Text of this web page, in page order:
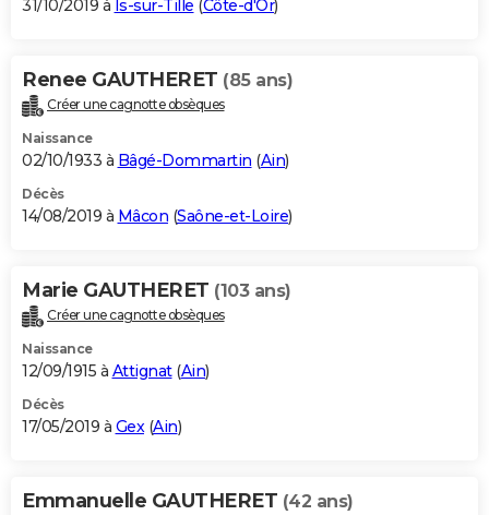
31/10/2019 à Is-sur-Tille (Côte-d'Or)
Renee GAUTHERET (85 ans)
Créer une cagnotte obsèques
Naissance
02/10/1933 à Bâgé-Dommartin (Ain)
Décès
14/08/2019 à Mâcon (Saône-et-Loire)
Marie GAUTHERET (103 ans)
Créer une cagnotte obsèques
Naissance
12/09/1915 à Attignat(Ain)
Décès
17/05/2019 à Gex(Ain)
Emmanuelle GAUTHERET (42 ans)